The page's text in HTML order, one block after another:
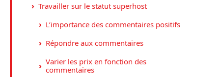
Travailler sur le statut superhost
L’importance des commentaires positifs
Répondre aux commentaires
Varier les prix en fonction des
commentaires